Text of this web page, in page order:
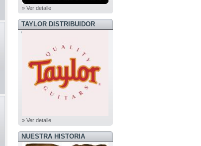
» Ver detalle
TAYLOR DISTRIBUIDOR
OFICIAL
» Ver detalle
NUESTRA HISTORIA